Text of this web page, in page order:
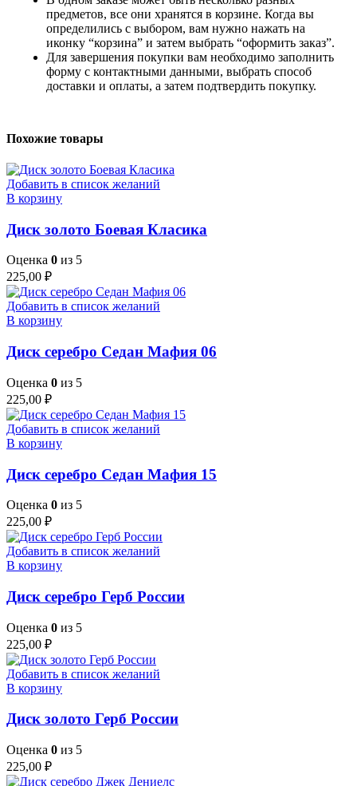
предметов, все они хранятся в корзине. Когда вы
определились с выбором, вам нужно нажать на
иконку “корзина” и затем выбрать “оформить заказ”.
Для завершения покупки вам необходимо заполнить
форму с контактными данными, выбрать способ
доставки и оплаты, а затем подтвердить покупку.
Похожие товары
Добавить в список желаний
В корзину
Диск золото Боевая Класика
Оценка 0 из 5
225,00 ₽
Добавить в список желаний
В корзину
Диск серебро Седан Мафия 06
Оценка 0 из 5
225,00 ₽
Добавить в список желаний
В корзину
Диск серебро Седан Мафия 15
Оценка 0 из 5
225,00 ₽
Добавить в список желаний
В корзину
Диск серебро Герб России
Оценка 0 из 5
225,00 ₽
Добавить в список желаний
В корзину
Диск золото Герб России
Оценка 0 из 5
225,00 ₽